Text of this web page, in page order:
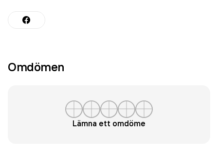
Omdömen
Lämna ett omdöme